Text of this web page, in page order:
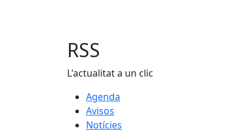
RSS
L'actualitat a un clic
Agenda
Avisos
Notícies